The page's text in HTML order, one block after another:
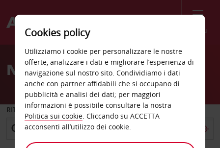
Menù
Welcome
AvisNoleggio auto Schio
RITIRO DA
Cookies policy
Utilizziamo i cookie per personalizzare le nostre
offerte, analizzare i dati e migliorare l’esperienza di
navigazione sul nostro sito. Condividiamo i dati
anche con partner affidabili che si occupano di
pubblicità e analisi dei dati; per maggiori
informazioni è possibile consultare la nostra
Politica sui cookie. Cliccando su ACCETTA
acconsenti all’utilizzo dei cookie.